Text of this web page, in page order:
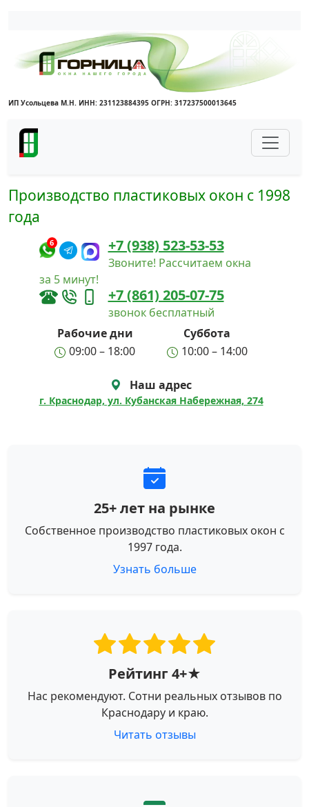
Написать в Max
Написать в Telegram
ИП Усольцева М.Н. ИНН: 231123884395 ОГРН: 317237500013645
Производство пластиковых окон с 1998
года
6 +7 (938) 523-53-53
Звоните! Рассчитаем окна
за 5 минут!
+7 (861) 205-07-75
звонок бесплатный
Рабочие дни
Суббота
09:00 – 18:00
10:00 – 14:00
Наш адрес
г. Краснодар, ул. Кубанская Набережная, 274
25+ лет на рынке
Собственное производство пластиковых окон с
1997 года.
Узнать больше
Рейтинг 4+★
Нас рекомендуют. Сотни реальных отзывов по
Краснодару и краю.
Читать отзывы